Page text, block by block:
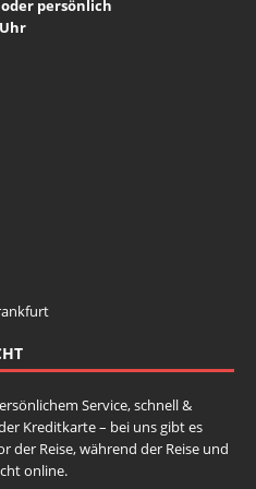
persönlich
Service, schnell &
Kreditkarte – bei uns gibt es
der Reise, während der Reise und
online.